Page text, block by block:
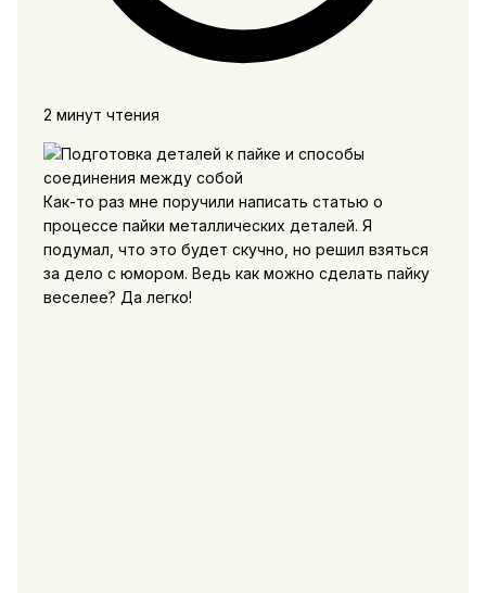
2 минут чтения
Как-то раз мне поручили написать статью о
процессе пайки металлических деталей. Я
подумал, что это будет скучно, но решил взяться
за дело с юмором. Ведь как можно сделать пайку
веселее? Да легко!